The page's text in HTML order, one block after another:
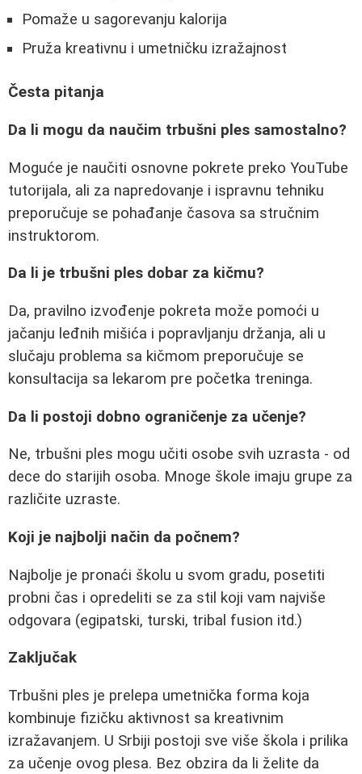
Pomaže u sagorevanju kalorija
Pruža kreativnu i umetničku izražajnost
Česta pitanja
Da li mogu da naučim trbušni ples samostalno?
Moguće je naučiti osnovne pokrete preko YouTube
tutorijala, ali za napredovanje i ispravnu tehniku
preporučuje se pohađanje časova sa stručnim
instruktorom.
Da li je trbušni ples dobar za kičmu?
Da, pravilno izvođenje pokreta može pomoći u
jačanju leđnih mišića i popravljanju držanja, ali u
slučaju problema sa kičmom preporučuje se
konsultacija sa lekarom pre početka treninga.
Da li postoji dobno ograničenje za učenje?
Ne, trbušni ples mogu učiti osobe svih uzrasta - od
dece do starijih osoba. Mnoge škole imaju grupe za
različite uzraste.
Koji je najbolji način da počnem?
Najbolje je pronaći školu u svom gradu, posetiti
probni čas i opredeliti se za stil koji vam najviše
odgovara (egipatski, turski, tribal fusion itd.)
Zaključak
Trbušni ples je prelepa umetnička forma koja
kombinuje fizičku aktivnost sa kreativnim
izražavanjem. U Srbiji postoji sve više škola i prilika
za učenje ovog plesa. Bez obzira da li želite da